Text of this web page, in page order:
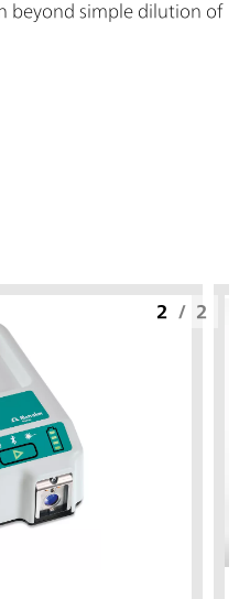
beyond simple dilution of
2 / 2